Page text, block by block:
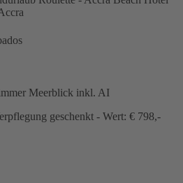
Meerblick inkl. AI
geschenkt - Wert: € 798,-